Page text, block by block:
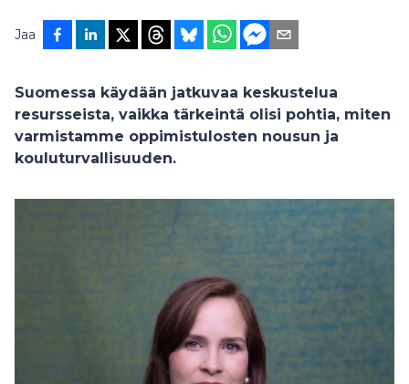
Jaa
Suomessa käydään jatkuvaa keskustelua
resursseista, vaikka tärkeintä olisi pohtia, miten
varmistamme oppimistulosten nousun ja
kouluturvallisuuden.